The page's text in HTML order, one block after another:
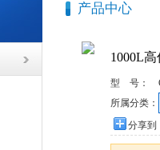
产品中心
1000L
型 号：
所属分类：
分享到